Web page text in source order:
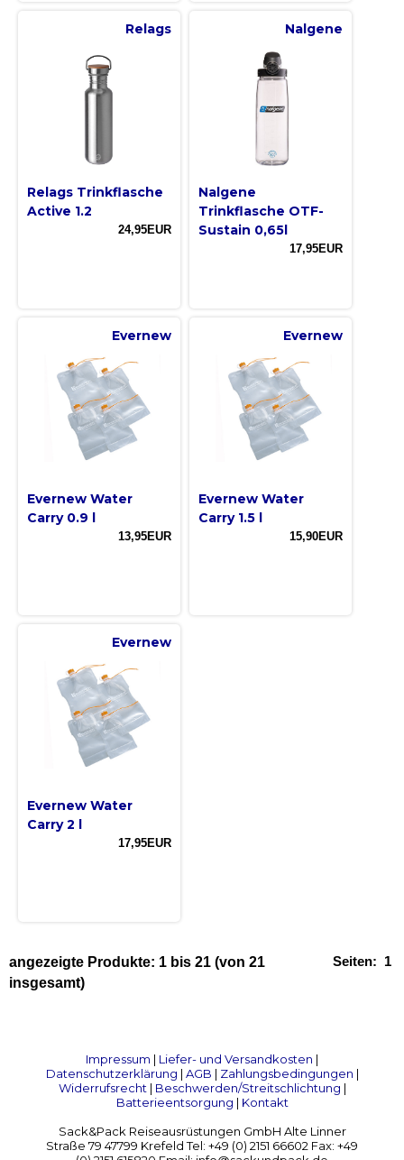
Relags
Relags Trinkflasche
Active 1.2
24,95EUR
Nalgene
Nalgene
Trinkflasche OTF-
Sustain 0,65l
17,95EUR
Evernew
Evernew Water
Carry 0.9 l
13,95EUR
Evernew
Evernew Water
Carry 1.5 l
15,90EUR
Evernew
Evernew Water
Carry 2 l
17,95EUR
Seiten: 1
angezeigte Produkte: 1 bis 21 (von 21
insgesamt)
Impressum | Liefer- und Versandkosten |
Datenschutzerklärung | AGB | Zahlungsbedingungen |
Widerrufsrecht | Beschwerden/Streitschlichtung |
Batterieentsorgung | Kontakt
Sack&Pack Reiseausrüstungen GmbH Alte Linner
Straße 79 47799 Krefeld Tel: +49 (0) 2151 66602 Fax: +49